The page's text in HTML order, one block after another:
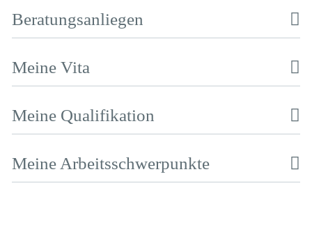
Beratungsanliegen
Meine Vita
Meine Qualifikation
Meine Arbeitsschwerpunkte